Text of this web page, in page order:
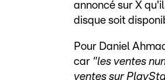
annoncé sur X
disque soit
Pour Daniel
car "les ventes
ventes sur